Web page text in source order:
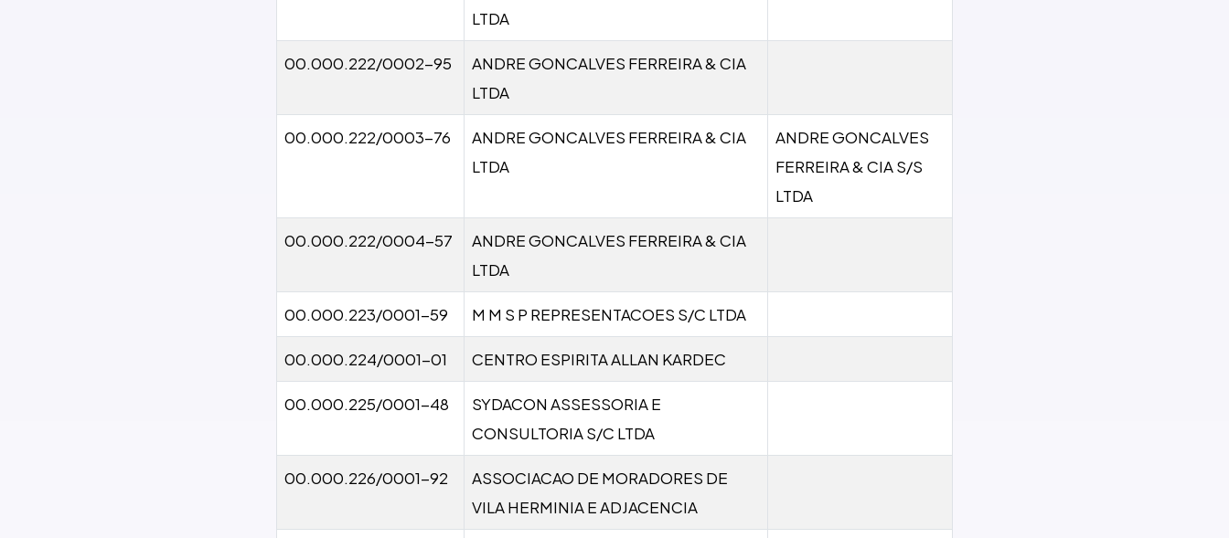
LTDA
00.000.222/0002-95
ANDRE GONCALVES FERREIRA & CIA
LTDA
00.000.222/0003-76
ANDRE GONCALVES FERREIRA & CIA
LTDA
ANDRE GONCALVES
FERREIRA & CIA S/S
LTDA
00.000.222/0004-57
ANDRE GONCALVES FERREIRA & CIA
LTDA
00.000.223/0001-59 M M S P REPRESENTACOES S/C LTDA
00.000.224/0001-01 CENTRO ESPIRITA ALLAN KARDEC
00.000.225/0001-48
SYDACON ASSESSORIA E
CONSULTORIA S/C LTDA
00.000.226/0001-92
ASSOCIACAO DE MORADORES DE
VILA HERMINIA E ADJACENCIA